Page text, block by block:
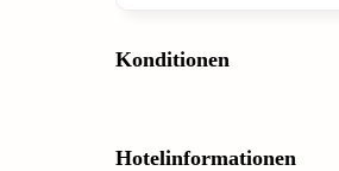
Konditionen
Hotelinformationen